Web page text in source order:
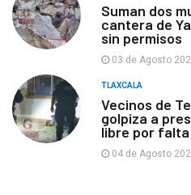
Suman dos
cantera de
sin permisos
03 de Agosto
TLAXCALA
Vecinos de
golpiza a
libre por
04 de Agosto